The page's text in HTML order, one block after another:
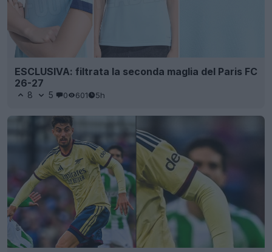
ESCLUSIVA: filtrata la seconda maglia del Paris FC
26-27
8 5 0 601 5h